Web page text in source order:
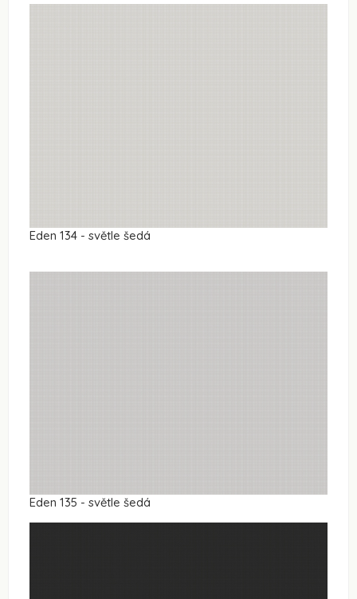
Eden 134 - světle šedá
Eden 135 - světle šedá